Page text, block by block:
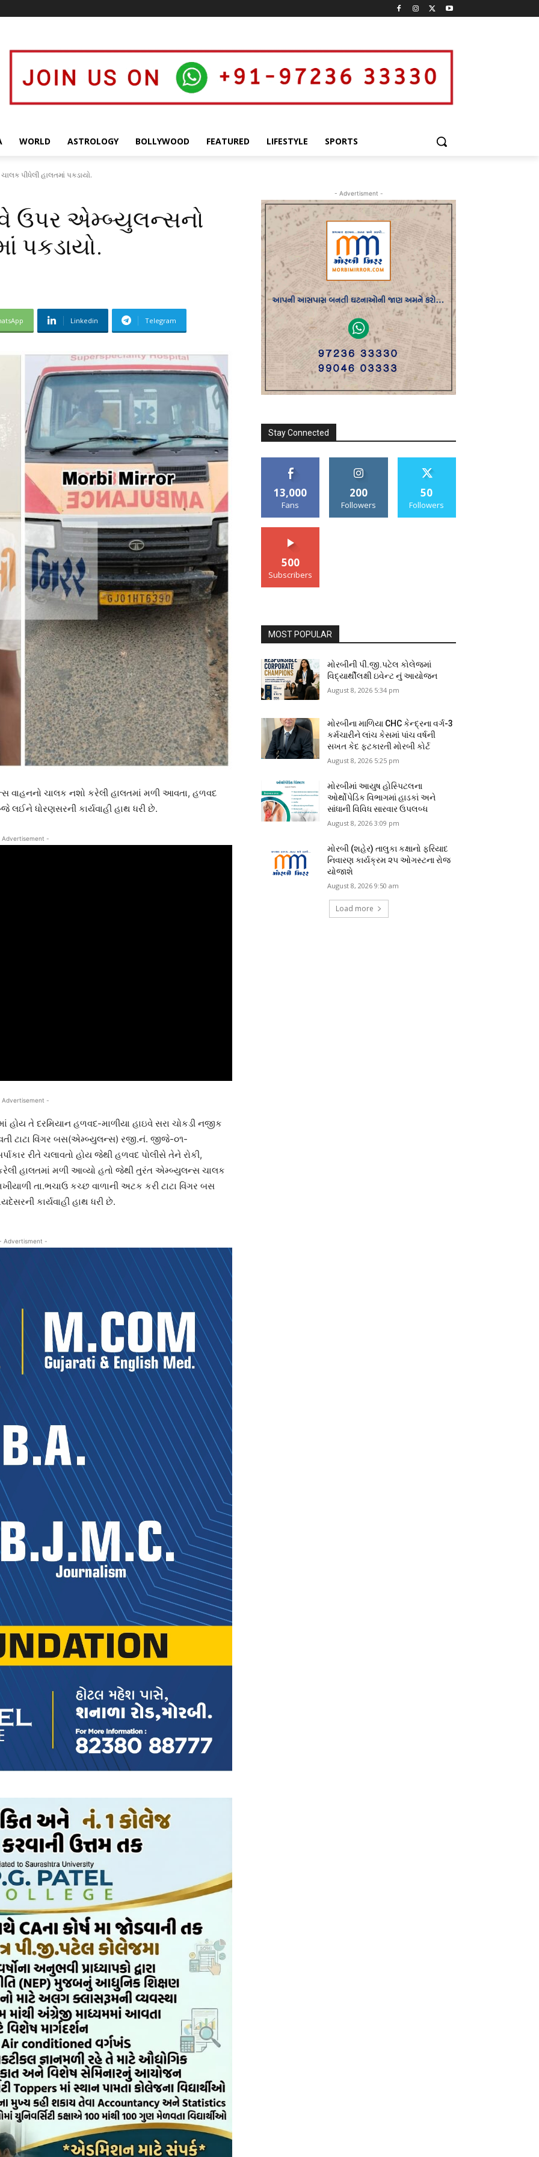
WORLD ASTROLOGY BOLLYWOOD FEATURED LIFESTYLE SPORTS
પીધેલી હાલતમાં પકડાયો.
ઉપર એમ્બ્યુલન્સનો
પકડાયો.
Linkedin Telegram
વાહનનો ચાલક નશો કરેલી હાલતમાં મળી આવતા, હળવદ
ધોરણસરની કાર્યવાહી હાથ ધરી છે.
-
-
હોય તે દરમિયાન હળવદ-માળીયા હાઇવે સરા ચોકડી નજીક
ટાટા વિંગર બસ(એમ્બ્યુલન્સ) રજી.નં. જીજે-૦૧-
રીતે ચલાવતો હોય જેથી હળવદ પોલીસે તેને રોકી,
હાલતમાં મળી આવ્યો હતો જેથી તુરંત એમ્બ્યુલન્સ ચાલક
તા.ભચાઉ કચ્છ વાળાની અટક કરી ટાટા વિંગર બસ
કાર્યવાહી હાથ ધરી છે.
Advertisment -
- Advertisment -
Stay Connected
13,000
Fans
200
Followers
50
Followers
500
Subscribers
MOST POPULAR
મોરબીની પી.જી.પટેલ કોલેજમાં
વિદ્યાર્થીલક્ષી ઇવેન્ટ નું આયોજન
August 8, 2026 5:34 pm
મોરબીના માળિયા CHC કેન્દ્રના વર્ગ-3
કર્મચારીને લાંચ કેસમાં પાંચ વર્ષની
સખત કેદ ફટકારતી મોરબી કોર્ટ
August 8, 2026 5:25 pm
મોરબીમાં આયુષ હોસ્પિટલના
ઓર્થોપેડિક વિભાગમાં હાડકાં અને
સાંધાની વિવિધ સારવાર ઉપલબ્ધ
August 8, 2026 3:09 pm
મોરબી (શહેર) તાલુકા કક્ષાનો ફરિયાદ
નિવારણ કાર્યક્રમ ૨૫ ઓગસ્ટના રોજ
યોજાશે
August 8, 2026 9:50 am
Load more